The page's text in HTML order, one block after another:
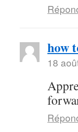
how
18